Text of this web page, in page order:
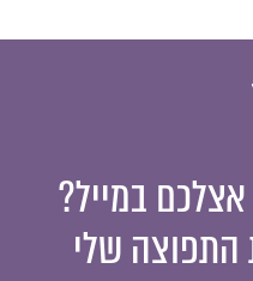
אצלכם במייל?
שלי